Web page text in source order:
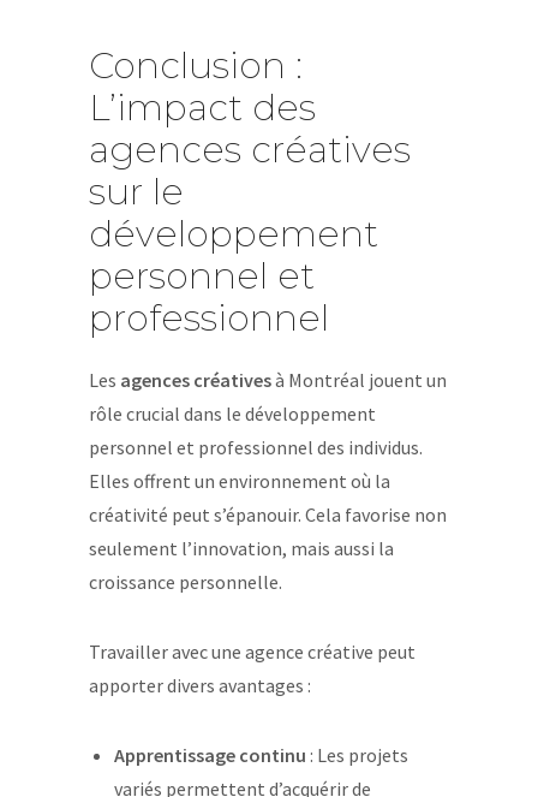
Conclusion :
L’impact des
agences créatives
sur le
développement
personnel et
professionnel
Les agences créativesà Montréal jouent un
rôle crucial dans le développement
personnel et professionnel des individus.
Elles offrent un environnement où la
créativité peut s’épanouir. Cela favorise non
seulement l’innovation, mais aussi la
croissance personnelle.
Travailler avec une agence créative peut
apporter divers avantages :
Apprentissage continu : Les projets
variés permettent d’acquérir de